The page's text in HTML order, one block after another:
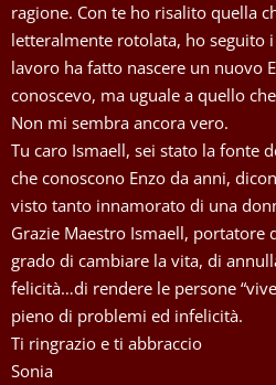
ragione. Con te ho risalito quella
letteralmente rotolata, ho seguito
lavoro ha fatto nascere un nuovo
conoscevo, ma uguale a quello
Non mi sembra ancora vero.
Tu caro Ismaell, sei stato la fonte
che conoscono Enzo da anni,
visto tanto innamorato di una
Grazie Maestro Ismaell, portatore
grado di cambiare la vita, di
felicità…di rendere le persone
pieno di problemi ed infelicità.
Ti ringrazio e ti abbraccio
Sonia